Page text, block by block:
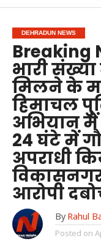
DEHRADUN NEWS
Breaking
भारी
मिलने के
हिमाचल
अभियान में
24 घंटे में
अपराधी
आरोपी
By Rahul
Posted on